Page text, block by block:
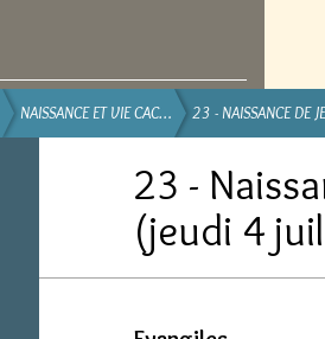
NAISSANCE ET VIE CAC… 23 - NAISSANCE DE
23 -
(jeudi 4